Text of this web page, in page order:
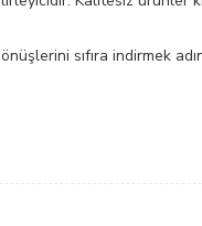
sıfıra indirmek